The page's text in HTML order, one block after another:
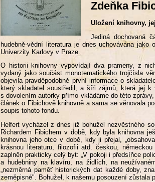
Zdeňka
Uložení knihovny,
Jediná dochovaná
hudebně-vědní literatura je dnes uchovávána
Univerzity Karlovy v Praze.
O historii knihovny vypovídají dva prameny, z
vydaný jako součást monotematického trojčísla
objevila pravděpodobně první informace o
který skladatel soustředil, a šíři zájmů, která jej k
s dovolením autorky přímo vkládáme do této
článek o Fibichově knihovně a sama se věnovala
soupis tohoto fondu.
Helfert vycházel z dnes již bohužel nezvěstného
Richardem Fibichem v době, kdy byla knihovna
knihovna jeho otce v době, kdy ji přejal,
krásnou literaturu, filozofii atd. českou,
zaplněn prakticky celý byt: „V pokoji i předsíňce
a hudebniny na klavíru, na židlích, na
„nezměrná paměť historických dat každé doby,
zeměpisné". Bohužel, k našemu posouzení zůstala